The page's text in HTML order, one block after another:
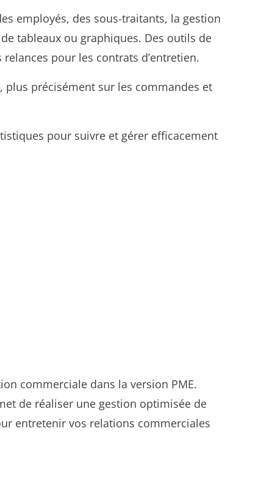
employés, des sous-traitants, la gestion
tableaux ou graphiques. Des outils de
pour les contrats d’entretien.
précisément sur les commandes et
pour suivre et gérer efficacement
commerciale dans la version PME.
de réaliser une gestion optimisée de
entretenir vos relations commerciales